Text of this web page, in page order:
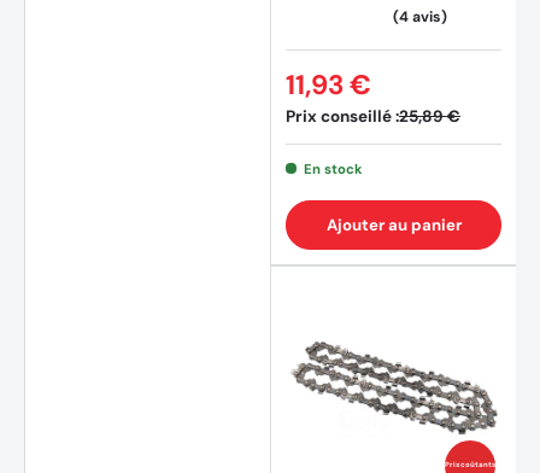
Prix conseillé :25,89 €
11,93 €
En stock
Ajouter au panier
Prix coûtants